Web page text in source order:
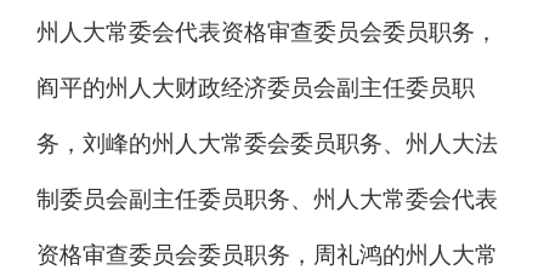
州人大常委会代表资格审查委员会委员职务，
阎平的州人大财政经济委员会副主任委员职
务，刘峰的州人大常委会委员职务、 州人大法
制委员会副主任委员职务、 州人大常委会代表
资格审查委员会委员职务 ， 周礼鸿的州人大常